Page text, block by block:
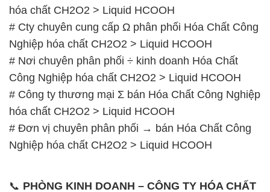
hóa chất CH2O2 > Liquid HCOOH
# Cty chuyên cung cấp Ω phân phối Hóa Chất Công
Nghiệp hóa chất CH2O2 > Liquid HCOOH
# Nơi chuyên phân phối ÷ kinh doanh Hóa Chất
Công Nghiệp hóa chất CH2O2 > Liquid HCOOH
# Công ty thương mại Σ bán Hóa Chất Công Nghiệp
hóa chất CH2O2 > Liquid HCOOH
# Đơn vị chuyên phân phối → bán Hóa Chất Công
Nghiệp hóa chất CH2O2 > Liquid HCOOH
📞 PHÒNG KINH DOANH – CÔNG TY HÓA CHẤT